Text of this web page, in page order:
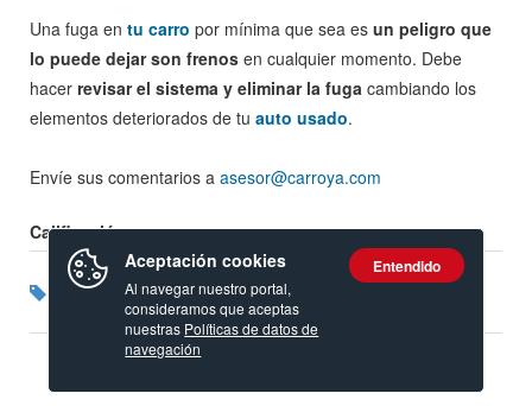
Una fuga en tu carro por mínima que sea es un peligro que
lo puede dejar son frenos en cualquier momento. Debe
hacer revisar el sistema y eliminar la fuga cambiando los
elementos deteriorados de tu auto usado.
Envíe sus comentarios a asesor@carroya.com
Calificación:
Etiquetas: Mazda Escape frenos
Aceptación cookies
Al navegar nuestro portal,
consideramos que aceptas
nuestras Políticas de datos de
navegación
Entendido